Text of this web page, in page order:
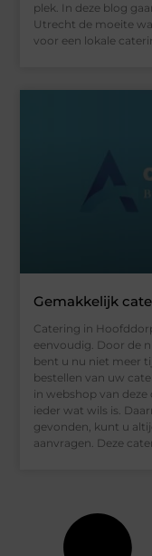
plek. In deze blog
Utrecht de moeite
voor een lokale
Gemakkelijk
Catering in
eenvoudig. Door de
bent u nu niet meer
bestellen van uw
in webshop van
ieder wat wils is.
gevonden, kunt u
aanvragen. Deze